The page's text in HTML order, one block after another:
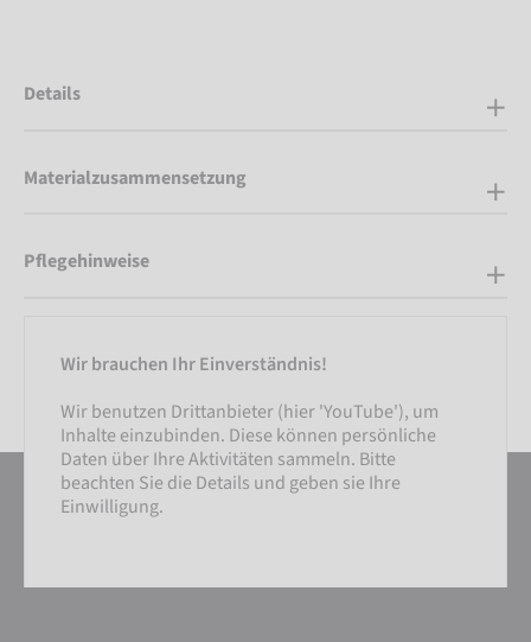
Details
Materialzusammensetzung
Pflegehinweise
Wir brauchen Ihr Einverständnis!
Wir benutzen Drittanbieter (hier 'YouTube'), um
Inhalte einzubinden. Diese können persönliche
Daten über Ihre Aktivitäten sammeln. Bitte
beachten Sie die Details und geben sie Ihre
Einwilligung.